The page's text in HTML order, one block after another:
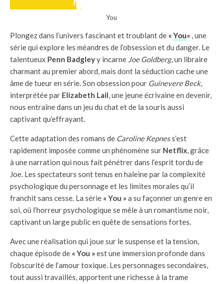
You
Plongez dans l’univers fascinant et troublant de «You« , une
série qui explore les méandres de l’obsession et du danger. Le
talentueux Penn Badgleyy incarne Joe Goldberg, un libraire
charmant au premier abord, mais dont la séduction cache une
âme de tueur en série. Son obsession pour Guinevere Beck,
interprétée par Elizabeth Lail, une jeune écrivaine en devenir,
nous entraîne dans un jeu du chat et de la souris aussi
captivant qu’effrayant.
Cette adaptation des romans de Caroline Kepness’est
rapidement imposée comme un phénomène sur Netflix, grâce
à une narration qui nous fait pénétrer dans l’esprit tordu de
Joe. Les spectateurs sont tenus en haleine par la complexité
psychologique du personnage et les limites morales qu’il
franchit sans cesse. La série « You »a su façonner un genre en
soi, où l’horreur psychologique se mêle à un romantisme noir,
captivant un large public en quête de sensations fortes.
Avec une réalisation qui joue sur le suspense et la tension,
chaque épisode de « You »est une immersion profonde dans
l’obscurité de l’amour toxique. Les personnages secondaires,
tout aussi travaillés, apportent une richesse à la trame